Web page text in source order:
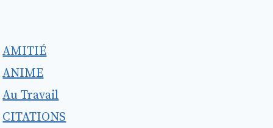
AMITIÉ
ANIME
Au Travail
CITATIONS